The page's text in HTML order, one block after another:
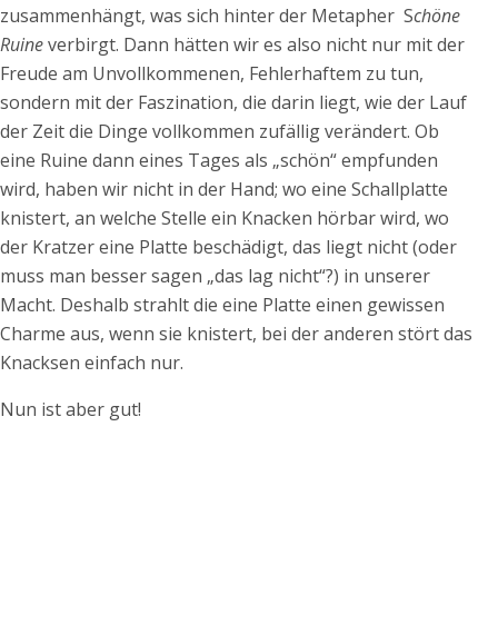
zusammenhängt, was sich hinter der Metapher Schöne
Ruineverbirgt. Dann hätten wir es also nicht nur mit der
Freude am Unvollkommenen, Fehlerhaftem zu tun,
sondern mit der Faszination, die darin liegt, wie der Lauf
der Zeit die Dinge vollkommen zufällig verändert. Ob
eine Ruine dann eines Tages als „schön“ empfunden
wird, haben wir nicht in der Hand; wo eine Schallplatte
knistert, an welche Stelle ein Knacken hörbar wird, wo
der Kratzer eine Platte beschädigt, das liegt nicht (oder
muss man besser sagen „das lag nicht“?) in unserer
Macht. Deshalb strahlt die eine Platte einen gewissen
Charme aus, wenn sie knistert, bei der anderen stört das
Knacksen einfach nur.
Nun ist aber gut!